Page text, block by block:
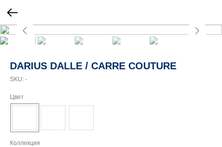
DARIUS DALLE / CARRE COUTURE
SKU: -
Цвет
Коллекция